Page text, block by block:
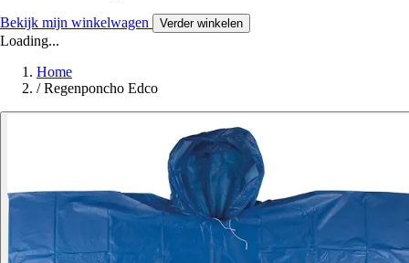
Bekijk mijn winkelwagen Verder winkelen
Loading...
Home
/ Regenponcho Edco